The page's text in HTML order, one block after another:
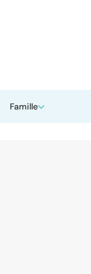
Famille